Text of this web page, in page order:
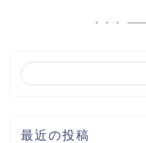
最近の投稿